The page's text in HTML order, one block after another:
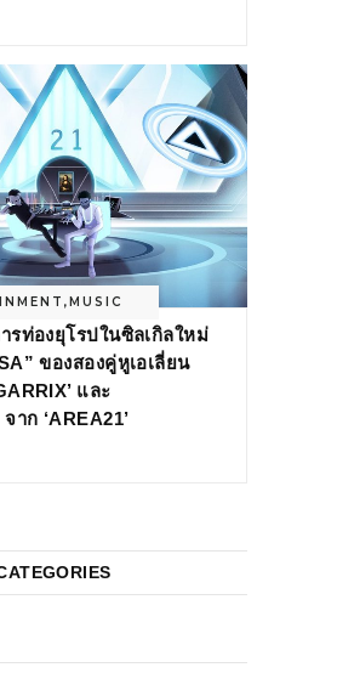
,MUSIC
รท่องยุโรปในซิลเกิลใหม่
ของสองคู่หูเอเลี่ยน
และ
จาก ‘AREA21’